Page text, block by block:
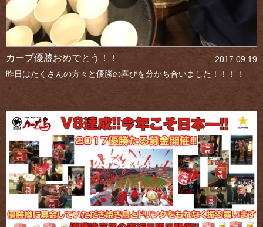
2017.09.19
カープ優勝おめでとう！！
昨日はたくさんの方々と優勝の喜びを分かち合いました！！！！